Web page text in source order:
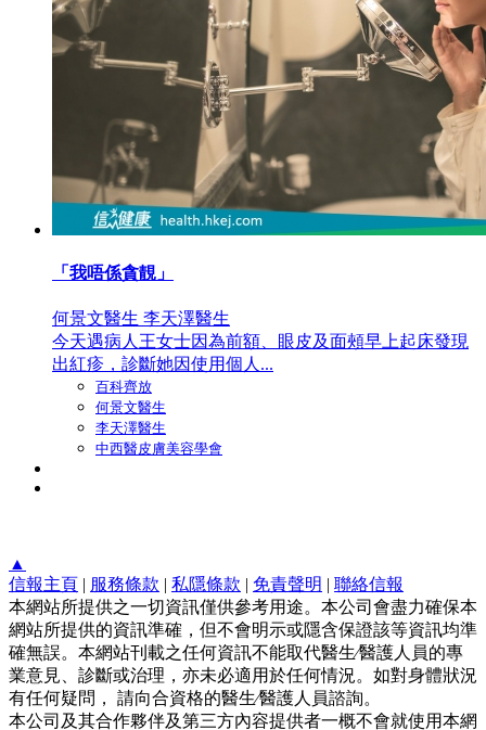
「我唔係貪靚」
何景文醫生 李天澤醫生
今天遇病人王女士因為前額、眼皮及面頰早上起床發現
出紅疹，診斷她因使用個人...
百科齊放
何景文醫生
李天澤醫生
中西醫皮膚美容學會
▲
信報主頁 | 服務條款 | 私隱條款 | 免責聲明 | 聯絡信報
本網站所提供之一切資訊僅供參考用途。本公司會盡力確保本
網站所提供的資訊準確，但不會明示或隱含保證該等資訊均準
確無誤。本網站刊載之任何資訊不能取代醫生∕醫護人員的專
業意見、診斷或治理，亦未必適用於任何情況。如對身體狀況
有任何疑問， 請向合資格的醫生∕醫護人員諮詢。
本公司及其合作夥伴及第三方內容提供者一概不會就使用本網